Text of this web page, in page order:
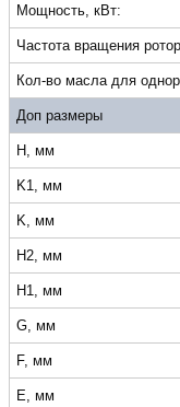
Мощность, кВт:
Частота вращения
Кол-во масла для
Доп размеры
H, мм
K1, мм
K, мм
H2, мм
H1, мм
G, мм
F, мм
E, мм